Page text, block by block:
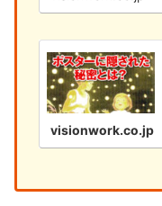
visionwork.co.jp